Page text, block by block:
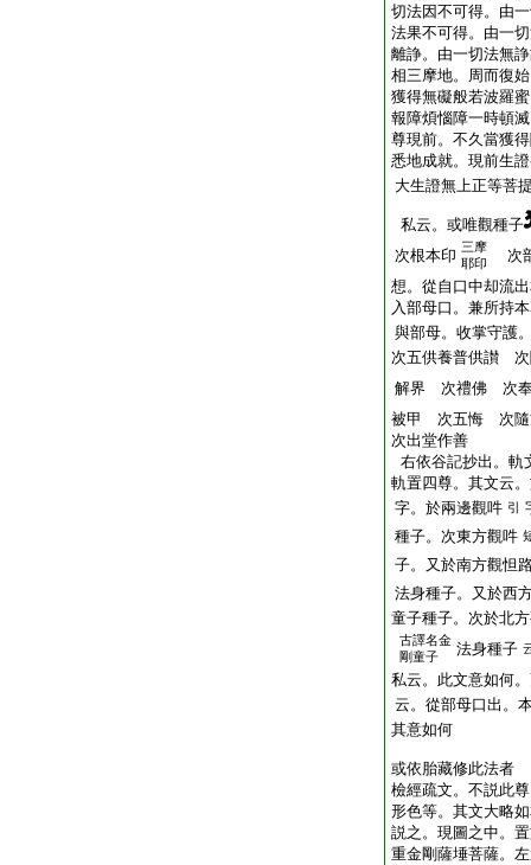
切法因不可得。由
法果不可得。由一
離諍。由一切法無
相三摩地。 周而復
獲得無礙般若波羅
報障煩惱障一時頓
尊現前。不久當獲
悉地成就。現前生
大生證無上正等菩
私云。或唯觀種子
次根本印 三摩
耶印
次
想。從自口中却流
入部母口。兼所持
與部母。收掌守護
次五供養普供讃
解界 次禮佛 次
被甲 次五悔 次隨
次出堂作善
右依谷記抄出。軌
軌置四尊。其文云
字。於兩邊觀吽 引
種子。次東方觀吽
子。又於南方觀怛
法身種子。又於西
童子種子。次於北
古譯名金
剛童子
法身種子
私云。此文意如何
云。從部母口出。
其意如何
或依胎藏修此法者
檢經疏文。不説此
形色等。其文大略
説之。現圖之中。
重金剛薩埵菩薩。